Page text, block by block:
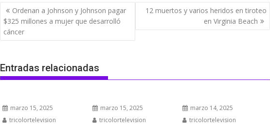
Navegación
de
entradas
Ordenan a Johnson y Johnson pagar
$325 millones a mujer que desarrolló
cáncer
12 muertos y varios heridos en tiroteo
en Virginia Beach
Entradas relacionadas
marzo 15, 2025
tricolortelevision
marzo 15, 2025
tricolortelevision
marzo 14, 2025
tricolortelevision